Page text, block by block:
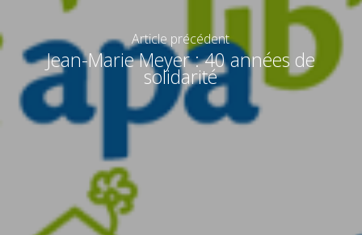
Article précédent
Jean-Marie Meyer : 40 années de
solidarité